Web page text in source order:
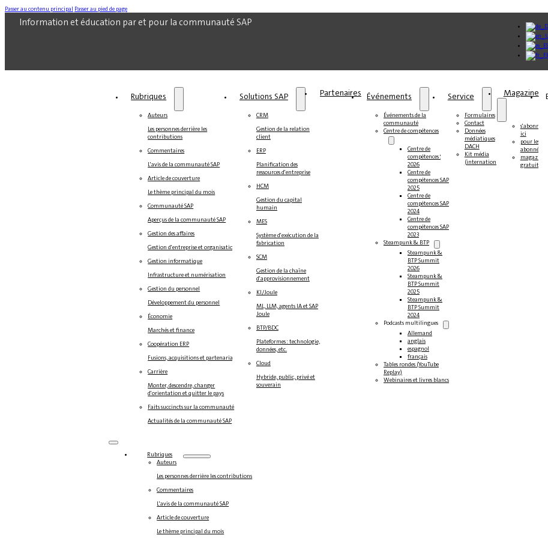
Passer au contenu principal Passer au pied de page
Information et éducation par et pour la communauté SAP
Rubriques
Auteurs
Les personnes derrière les
contributions
Commentaires
L'avis de la communauté SAP
Article de couverture
Le thème principal du mois
Communauté SAP
Aperçus de la communauté SAP
Gestion des affaires
Gestion d'entreprise et organisation
Gestion informatique
Infrastructure et numérisation
Gestion du personnel
Développement du personnel
Économie
Marchés et finance
Coopération ERP
Fusions, acquisitions et partenariats
Carrière
Monter, descendre, changer
d'orientation et quitter le pays
Faits succincts sur la communauté
Actualités de la communauté SAP
Solutions SAP
CRM
Gestion de la relation
client
ERP
Planification des
ressources d'entreprise
HCM
Gestion du capital
humain
MES
Système d'exécution de la
fabrication
SCM
Gestion de la chaîne
d'approvisionnement
KI/Joule
ML, LLM, agents IA et SAP
Joule
BTP/BDC
Plateformes : technologie,
données, etc.
Cloud
Hybride, public, privé et
souverain
Partenaires Événements
Événements de la
communauté
Centre de compétences
Centre de
compétences SAP
2026
Centre de
compétences SAP
2025
Centre de
compétences SAP
2024
Centre de
compétences SAP
2023
Steampunk & BTP
Steampunk &
BTP Summit
2026
Steampunk &
BTP Summit
2025
Steampunk &
BTP Summit
2024
Podcasts multilingues
Allemand
anglais
espagnol
français
Tables rondes (YouTube
Replay)
Webinaires et livres blancs
Service
Formulaires
Contact
Données
médiatiques
DACH
Kit média
(international)
Magazine
s'abonner
ici
pour les
abonnés
magazines
gratuits
Rubriques
Auteurs
Les personnes derrière les contributions
Commentaires
L'avis de la communauté SAP
Article de couverture
Le thème principal du mois